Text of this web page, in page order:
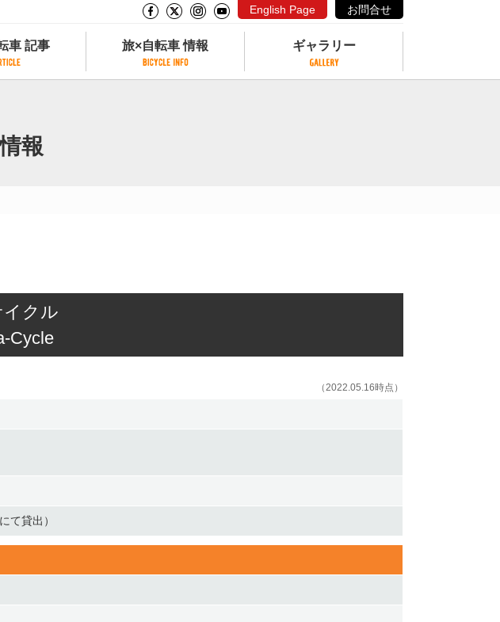
English Page お問合せ
車 記事
車 記事
す
旅×自転車 情報
リストにやさしい宿
ルトレイン
自転車があるレンタサイクル
サイクルがある道の駅
ギャラリー
報
クル
Cycle
（2022.05.16時点）
て貸出）